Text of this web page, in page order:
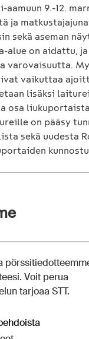
9.-12.
ja
sekä aseman
alue on aidattu,
varovaisuutta.
vaikuttaa
lisäksi
osa
on pääsy
sekä uudesta